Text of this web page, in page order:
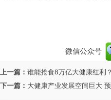
微信公众号
上一篇： 谁能抢食8万亿大健康红利？
下一篇： 大健康产业发展空间巨大